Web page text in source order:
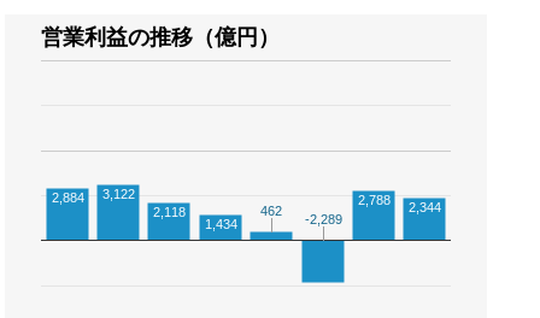
営業利益の推移（億円）
2,884
3,122
2,118
1,434
462
462
-2,289
-2,289
2,788 2,344